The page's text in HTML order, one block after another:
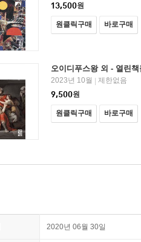
13,500원
원클릭구매 바로구매
오이디푸스왕 외 - 열린
2023년 10월 | 제한없음
9,500원
원클릭구매 바로구매
2020년 06월 30일